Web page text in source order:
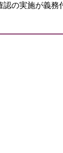
の実施が義務